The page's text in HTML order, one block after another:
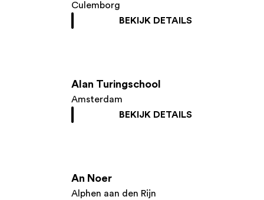
Culemborg
BEKIJK DETAILS
Alan Turingschool
Amsterdam
BEKIJK DETAILS
An Noer
Alphen aan den Rijn